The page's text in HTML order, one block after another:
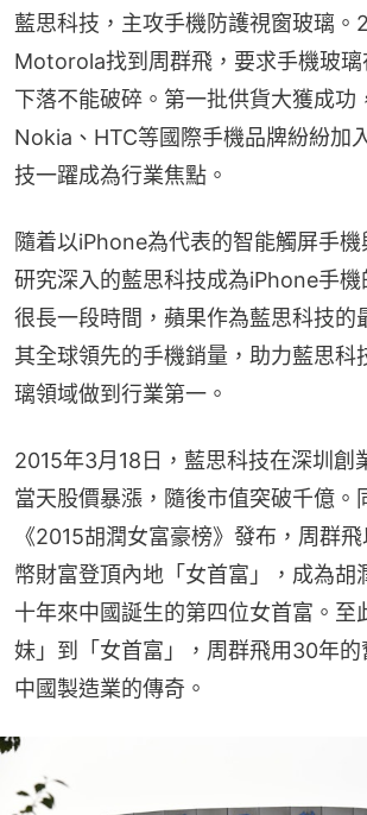
藍思科技，主攻手機防護視窗玻璃。
Motorola找到周群飛，要求手機玻璃
下落不能破碎。第一批供貨大獲成功
Nokia、HTC等國際手機品牌紛紛加
技一躍成為行業焦點。
隨着以iPhone為代表的智能觸屏手
研究深入的藍思科技成為iPhone手機
很長一段時間，蘋果作為藍思科技的
其全球領先的手機銷量，助力藍思科
璃領域做到行業第一。
2015年3月18日，藍思科技在深圳創
當天股價暴漲，隨後市值突破千億。
《2015胡潤女富豪榜》發布，周群
幣財富登頂內地「女首富」，成為胡
十年來中國誕生的第四位女首富。至
妹」到「女首富」，周群飛用30年
中國製造業的傳奇。